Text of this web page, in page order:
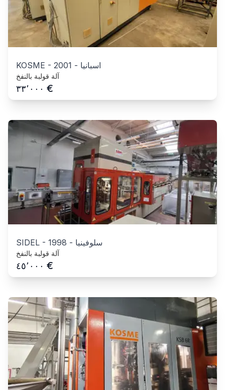
KOSME - 2001 - اسبانيا
آلة قولبة بالنفخ
٣٣٬٠٠٠ €
SIDEL - 1998 - سلوفينيا
آلة قولبة بالنفخ
٤٥٬٠٠٠ €